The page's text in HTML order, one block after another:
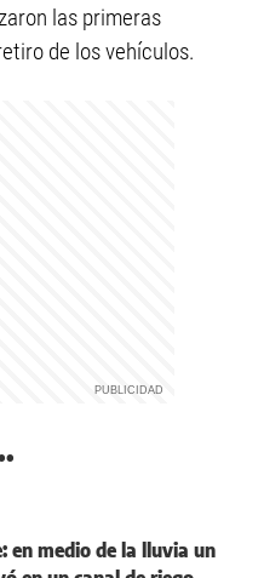
las primeras
de los vehículos.
en medio de la lluvia un